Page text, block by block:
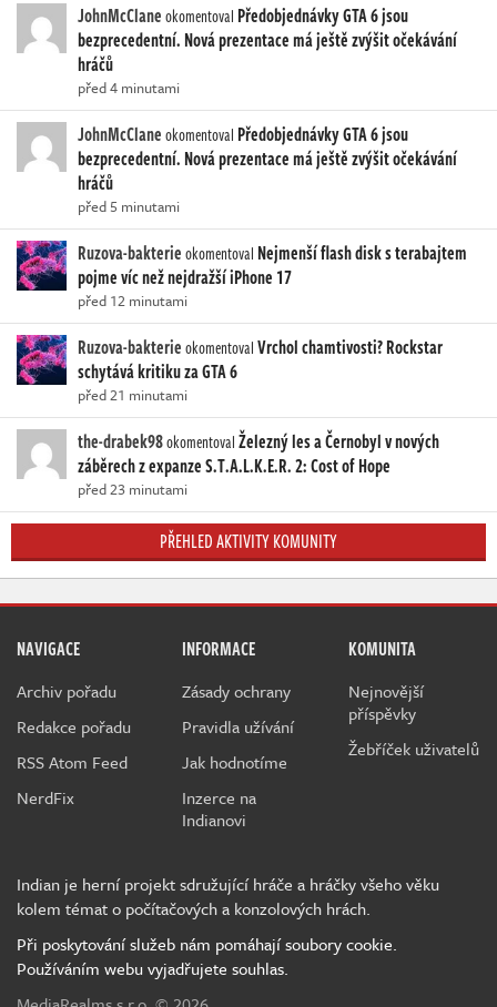
JohnMcClaneokomentoval Předobjednávky GTA 6 jsou
bezprecedentní. Nová prezentace má ještě zvýšit očekávání
hráčů
před 4 minutami
JohnMcClaneokomentoval Předobjednávky GTA 6 jsou
bezprecedentní. Nová prezentace má ještě zvýšit očekávání
hráčů
před 5 minutami
Ruzova-bakterieokomentoval Nejmenší flash disk s terabajtem
pojme víc než nejdražší iPhone 17
před 12 minutami
Ruzova-bakterieokomentovalVrchol chamtivosti? Rockstar
schytává kritiku za GTA 6
před 21 minutami
the-drabek98okomentovalŽelezný les a Černobyl v nových
záběrech z expanze S.T.A.L.K.E.R. 2: Cost of Hope
před 23 minutami
PŘEHLED AKTIVITY KOMUNITY
NAVIGACE
Archiv pořadu
Redakce pořadu
RSS Atom Feed
NerdFix
INFORMACE
Zásady ochrany
Pravidla užívání
Jak hodnotíme
Inzerce na
Indianovi
KOMUNITA
Nejnovější
příspěvky
Žebříček uživatelů
Indian je herní projekt sdružující hráče a hráčky všeho věku
kolem témat o počítačových a konzolových hrách.
Při poskytování služeb nám pomáhají soubory cookie.
Používáním webu vyjadřujete souhlas.